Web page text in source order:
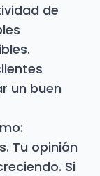
de
un buen
Tu opinión
Si